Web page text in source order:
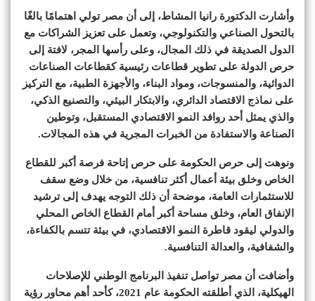
وأشارت الدكتورة رانيا المشاط، إلى أن مصر تولي اهتمامًا بالغًا
بالتحول الصناعي والتكنولوجي، وتعمل على تعزيز الشراكات مع
الدول الصديقة في ذلك المجال، وعلى رأسها المجر، لافتة إلى
حرص الدولة على تطوير قطاعات رئيسية كقطاعات الصناعات
الدوائية، والمنسوجات، ومواد البناء، والأجهزة الطبية، مع التركيز
على نماذج الاقتصاد الدائري، والابتكار البيئي، والتصنيع الذكي،
والذي يمثل أحد روافد النمو الاقتصادي المستقبل، وتوطين
الصناعة والاستفادة من الخبرات المجرية في هذه المجالات.
ونوهت إلى حرص الحكومة على حرص إتاحة فرصة أكبر للقطاع
الخاص وخلق بيئة أعمال أكثر تنافسية، من خلال وضع سقف
للاستثمارات العامة، موضحة أن ذلك التوجه يهدف إلى ترشيد
الإنفاق العام، وخلق مساحة أكبر أمام القطاع الخاص المحلي
والدولي ليقود قاطرة النمو الاقتصادي، في بيئة تتسم بالكفاءة،
والشفافية، والعدالة التنافسية.
وأضافت أن مصر تواصل تنفيذ البرنامج الوطني للإصلاحات
الهيكلية، الذي أطلقته الحكومة عام 2021، كأحد أهم محاور رؤية